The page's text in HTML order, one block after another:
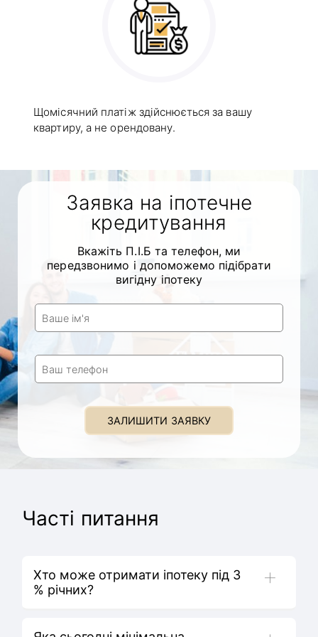
Щомісячний платіж здійснюється за вашу
квартиру, а не орендовану.
Заявка на іпотечне
кредитування
Вкажіть П.І.Б та телефон, ми
передзвонимо і допоможемо підібрати
вигідну іпотеку
Ваше ім'я
Ваш телефон
ЗАЛИШИТИ ЗАЯВКУ
Часті питання
Хто може отримати іпотеку під 3
% річних?